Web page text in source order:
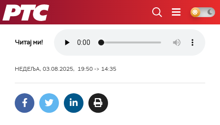
РТС
Читај ми!
НЕДЕЉА, 03.08.2025, 19:50 -> 14:35